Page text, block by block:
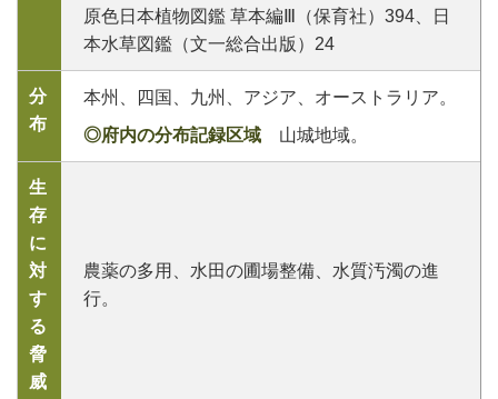
原色日本植物図鑑 草本編Ⅲ（保育社）394、日
本水草図鑑（文一総合出版）24
分
布
本州、四国、九州、アジア、オーストラリア。
◎府内の分布記録区域 山城地域。
生
存
に
対
す
る
脅
威
農薬の多用、水田の圃場整備、水質汚濁の進
行。